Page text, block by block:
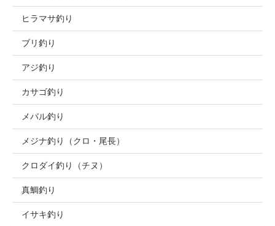
ヒラマサ釣り
ブリ釣り
アジ釣り
カサゴ釣り
メバル釣り
メジナ釣り（クロ・尾長）
クロダイ釣り（チヌ）
真鯛釣り
イサキ釣り